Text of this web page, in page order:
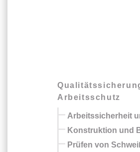
Arbeitsschutz
Arbeitssicherheit
Konstruktion und
Prüfen von